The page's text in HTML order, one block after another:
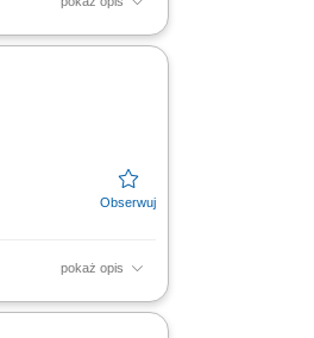
pokaż opis